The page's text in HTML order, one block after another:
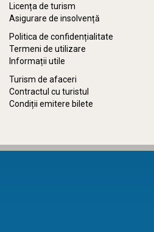
Licența de turism
Asigurare de insolvență
Politica de confidențialitate
Termeni de utilizare
Informații utile
Turism de afaceri
Contractul cu turistul
Condiții emitere bilete